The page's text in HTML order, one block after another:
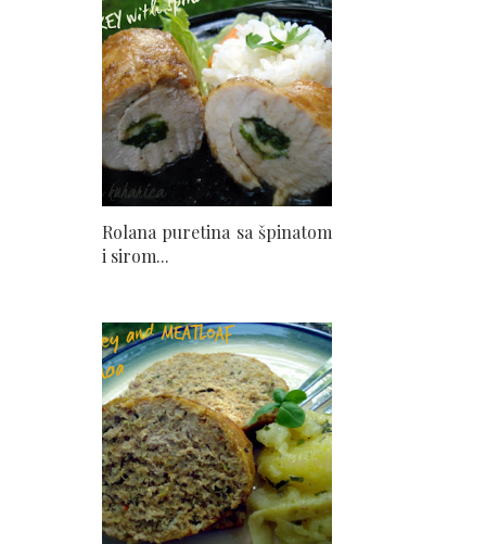
Rolana puretina sa špinatom
i sirom...